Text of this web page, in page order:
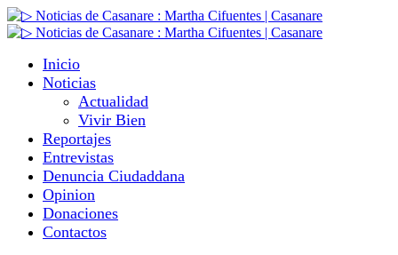
Inicio
Noticias
Actualidad
Vivir Bien
Reportajes
Entrevistas
Denuncia Ciudaddana
Opinion
Donaciones
Contactos